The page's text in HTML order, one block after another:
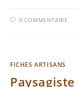
0 COMMENTAIRE
FICHES ARTISANS